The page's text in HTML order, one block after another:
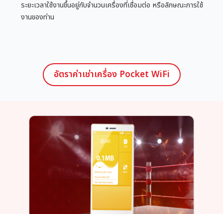
ระยะเวลาใช้งานขึ้นอยู่กับจำนวนเครื่องที่เชื่อมต่อ หรือลักษณะการใช้
งานของท่าน
อัตราค่าเช่าเครื่อง Pocket WiFi